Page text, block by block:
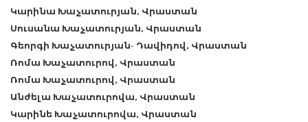
Կարինա Խաչատուրյան, Վրաստան
Սուսանա Խաչատուրյան, Վրաստան
Գեորգի Խաչատուրյան- Դավիդով, Վրաստան
Ռոմա Խաչատուրով, Վրաստան
Ռոմա Խաչատուրով, Վրաստան
Անժելա Խաչատուրովա, Վրաստան
Կարինե Խաչատուրովա, Վրաստան